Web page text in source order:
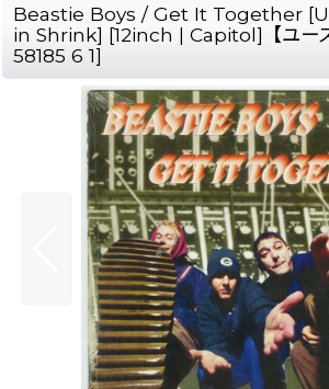
Beastie Boys / Get It Together
in Shrink] [12inch | Capitol]【ユーズ
58185 6 1]